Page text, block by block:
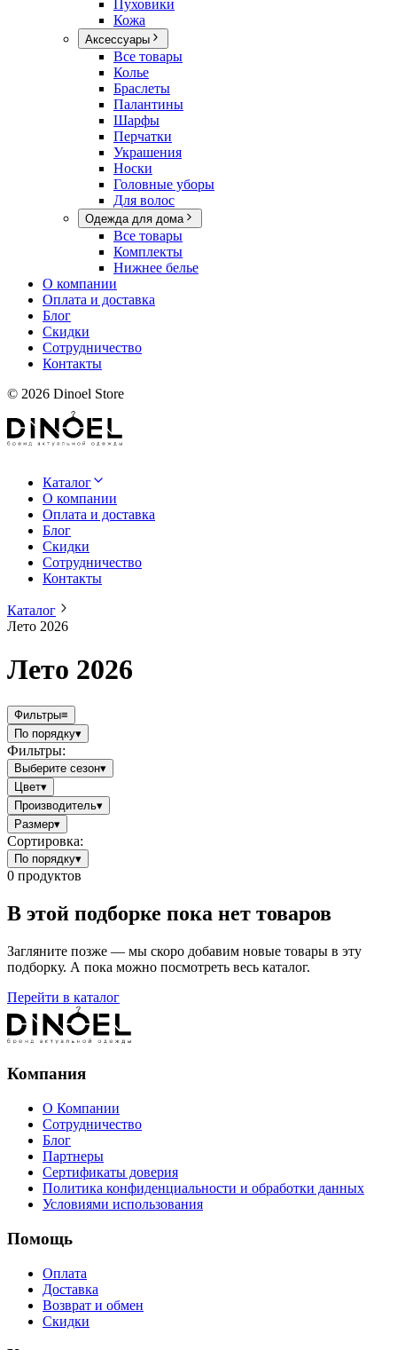
Пуховики
Кожа
Аксессуары
Все товары
Колье
Браслеты
Палантины
Шарфы
Перчатки
Украшения
Носки
Головные уборы
Для волос
Одежда для дома
Все товары
Комплекты
Нижнее белье
О компании
Оплата и доставка
Блог
Скидки
Сотрудничество
Контакты
© 2026 Dinoel Store
Каталог
О компании
Оплата и доставка
Блог
Скидки
Сотрудничество
Контакты
Каталог
Лето 2026
Лето 2026
Фильтры≡
По порядку▾
Фильтры:
Выберите сезон▾
Цвет▾
Производитель▾
Размер▾
Сортировка:
По порядку▾
0 продуктов
В этой подборке пока нет товаров
Загляните позже — мы скоро добавим новые товары в эту
подборку. А пока можно посмотреть весь каталог.
Перейти в каталог
Компания
О Компании
Сотрудничество
Блог
Партнеры
Сертификаты доверия
Политика конфиденциальности и обработки данных
Условиями использования
Помощь
Оплата
Доставка
Возврат и обмен
Скидки